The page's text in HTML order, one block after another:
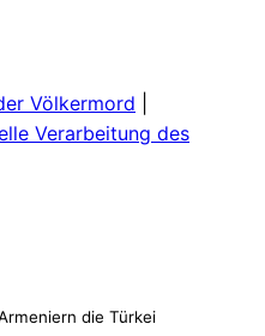
Völkermord
Verarbeitung des
die Türkei